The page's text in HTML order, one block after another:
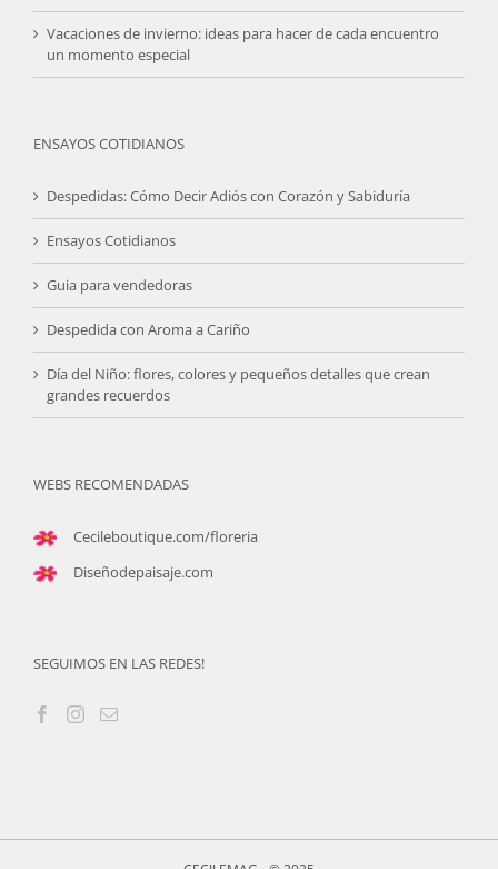
Vacaciones de invierno: ideas para hacer de cada encuentro
un momento especial
ENSAYOS COTIDIANOS
Despedidas: Cómo Decir Adiós con Corazón y Sabiduría
Ensayos Cotidianos
Guia para vendedoras
Despedida con Aroma a Cariño
Día del Niño: flores, colores y pequeños detalles que crean
grandes recuerdos
WEBS RECOMENDADAS
Cecileboutique.com/floreria
Diseñodepaisaje.com
SEGUIMOS EN LAS REDES!